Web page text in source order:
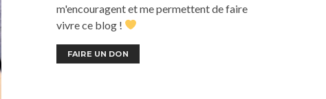
m'encouragent et me permettent de faire
vivre ce blog !
FAIRE UN DON